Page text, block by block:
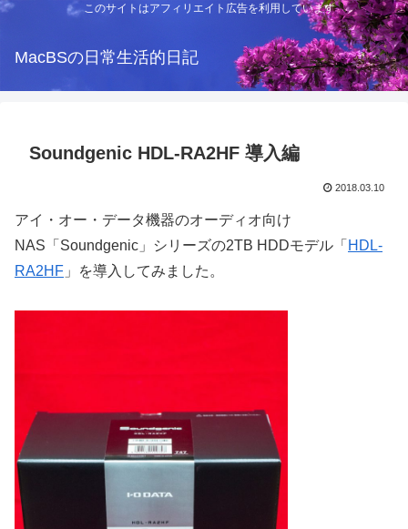
このサイトはアフィリエイト広告を利用しています
MacBSの日常生活的日記
Soundgenic HDL-RA2HF 導入編
2018.03.10
アイ・オー・データ機器のオーディオ向け
NAS「Soundgenic」シリーズの2TB HDDモデル「 HDL-
RA2HF 」を導入してみました。